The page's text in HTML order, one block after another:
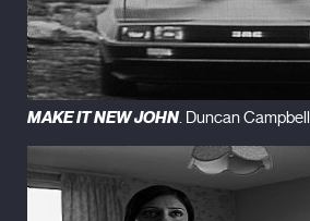
MAKE IT NEW JOHN. Duncan Campbell